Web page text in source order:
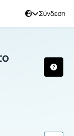
Σύνδεση
στο